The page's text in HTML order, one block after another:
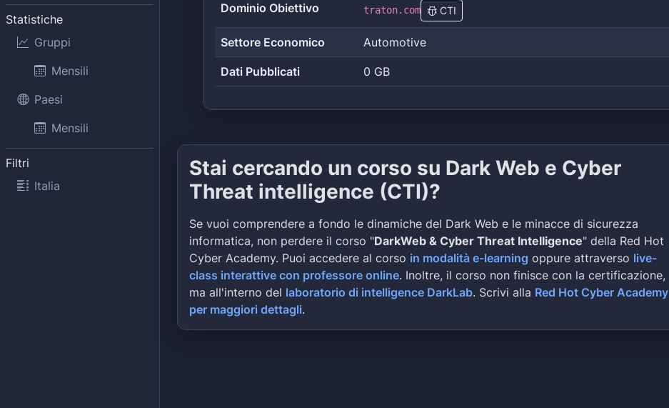
Statistiche
Gruppi
Mensili
Paesi
Mensili
Filtri
Italia
Dominio Obiettivo traton.com CTI
Settore Economico Automotive
Dati Pubblicati 0 GB
Stai cercando un corso su Dark Web e Cyber
Threat intelligence (CTI)?
Se vuoi comprendere a fondo le dinamiche del Dark Web e le minacce di sicurezza
informatica, non perdere il corso "DarkWeb & Cyber Threat Intelligence" della Red Hot
Cyber Academy. Puoi accedere al corso in modalità e-learning oppure attraverso live-
class interattive con professore online. Inoltre, il corso non finisce con la certificazione,
ma all'interno del laboratorio di intelligence DarkLab. Scrivi alla Red Hot Cyber Academy
per maggiori dettagli.